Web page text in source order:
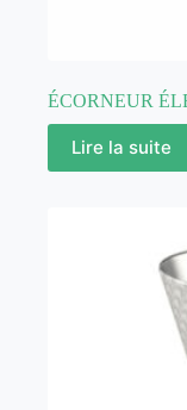
ÉCORNEUR
Lire la suite